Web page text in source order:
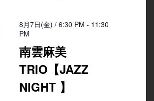
8月7日(金) / 6:30 PM - 11:30
PM
南雲麻美
TRIO【JAZZ
NIGHT 】